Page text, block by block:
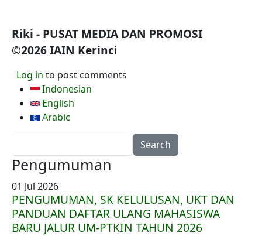
Riki - PUSAT MEDIA DAN PROMOSI
©2026 IAIN Kerinci
Log in to post comments
Indonesian
English
Arabic
Pengumuman
01 Jul 2026
PENGUMUMAN, SK KELULUSAN, UKT DAN
PANDUAN DAFTAR ULANG MAHASISWA
BARU JALUR UM-PTKIN TAHUN 2026